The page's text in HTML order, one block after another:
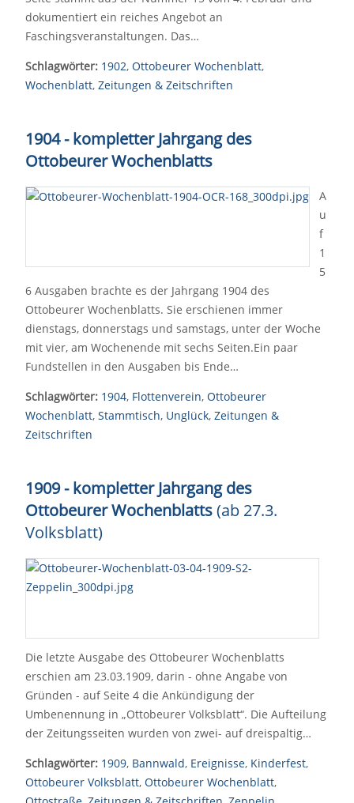
dokumentiert ein reiches Angebot an
Faschingsveranstaltungen. Das…
Schlagwörter: 1902, Ottobeurer Wochenblatt,
Wochenblatt, Zeitungen & Zeitschriften
1904 - kompletter Jahrgang des
Ottobeurer Wochenblatts
A
u
f
1
5
6 Ausgaben brachte es der Jahrgang 1904 des
Ottobeurer Wochenblatts. Sie erschienen immer
dienstags, donnerstags und samstags, unter der Woche
mit vier, am Wochenende mit sechs Seiten.Ein paar
Fundstellen in den Ausgaben bis Ende…
Schlagwörter: 1904, Flottenverein, Ottobeurer
Wochenblatt, Stammtisch, Unglück, Zeitungen &
Zeitschriften
1909 - kompletter Jahrgang des
Ottobeurer Wochenblatts(ab 27.3.
Volksblatt)
Die letzte Ausgabe des Ottobeurer Wochenblatts
erschien am 23.03.1909, darin - ohne Angabe von
Gründen - auf Seite 4 die Ankündigung der
Umbenennung in „Ottobeurer Volksblatt“. Die Aufteilung
der Zeitungsseiten wurden von zwei- auf dreispaltig…
Schlagwörter: 1909, Bannwald, Ereignisse, Kinderfest,
Ottobeurer Volksblatt, Ottobeurer Wochenblatt,